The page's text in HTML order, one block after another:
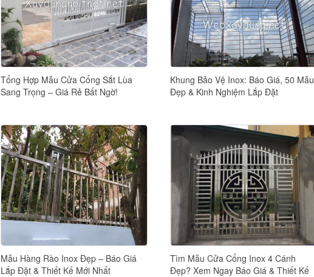
Tổng Hợp Mẫu Cửa Cổng Sắt Lùa
Sang Trọng – Giá Rẻ Bất Ngờ!
Khung Bảo Vệ Inox: Báo Giá, 50 Mẫu
Đẹp & Kinh Nghiệm Lắp Đặt
Mẫu Hàng Rào Inox Đẹp – Báo Giá
Lắp Đặt & Thiết Kế Mới Nhất
Tìm Mẫu Cửa Cổng Inox 4 Cánh
Đẹp? Xem Ngay Báo Giá & Thiết Kế